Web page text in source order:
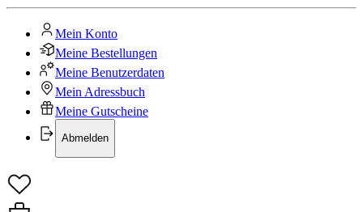
Mein Konto
Meine Bestellungen
Meine Benutzerdaten
Mein Adressbuch
Meine Gutscheine
Abmelden